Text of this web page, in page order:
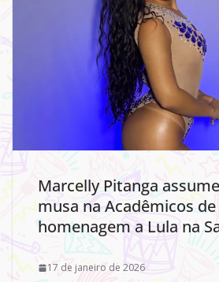
Marcelly Pitanga
musa na Acadêmicos
homenagem a Lula na
17 de janeiro de 2026